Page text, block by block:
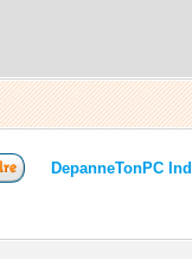
DepanneTonPC